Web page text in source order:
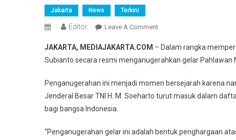
Jakarta News Terkini
Editor Leave A CommentOn
Prabowo
Anugerahkan
Pahlawan
Nasional
Tokoh,
JAKARTA, MEDIAJAKARTA.COM – Dalam rangka
Subianto secara resmi menganugerahkan gelar Pahlawan
Penganugerahan ini menjadi momen bersejarah karena
Jenderal Besar TNI H. M. Soeharto turut masuk dalam
bagi bangsa Indonesia.
“Penganugerahan gelar ini adalah bentuk penghargaan